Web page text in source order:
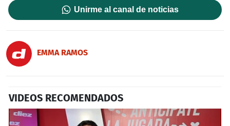
Unirme al canal de noticias
EMMA RAMOS
VIDEOS RECOMENDADOS